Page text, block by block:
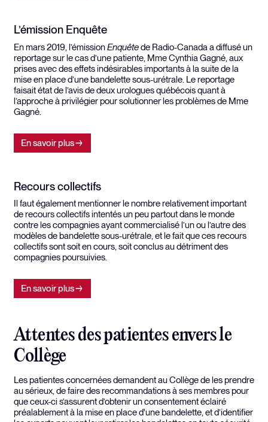
L’émission Enquête
En mars 2019, l’émissionEnquêtede Radio-Canada a diffusé un
reportage sur le cas d’une patiente, Mme Cynthia Gagné, aux
prises avec des effets indésirables importants à la suite de la
mise en place d’une bandelette sous-urétrale. Le reportage
faisait état de l’avis de deux urologues québécois quant à
l’approche à privilégier pour solutionner les problèmes de Mme
Gagné.
En savoir plus
Recours collectifs
Il faut également mentionner le nombre relativement important
de recours collectifs intentés un peu partout dans le monde
contre les compagnies ayant commercialisé l’un ou l’autre des
modèles de bandelette sous-urétrale, et le fait que ces recours
collectifs sont soit en cours, soit conclus au détriment des
compagnies poursuivies.
En savoir plus
Attentes des patientes envers le
Collège
Les patientes concernées demandent au Collège de les prendre
au sérieux, de faire des recommandations à ses membres pour
que ceux-ci s’assurent d’obtenir un consentement éclairé
préalablement à la mise en place d'une bandelette, et d’identifier